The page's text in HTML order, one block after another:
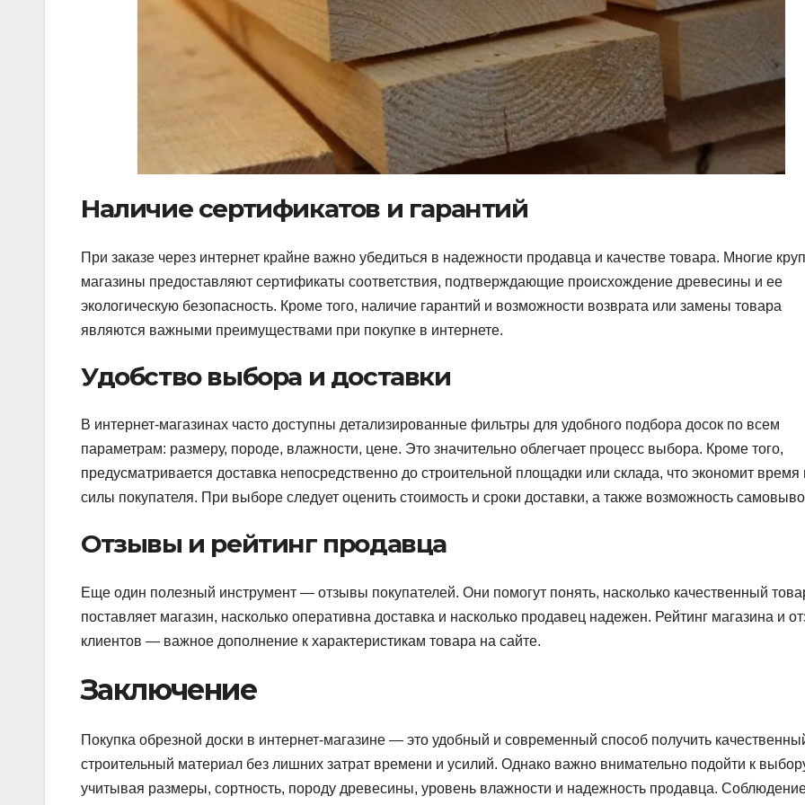
Наличие сертификатов и гарантий
При заказе через интернет крайне важно убедиться в надежности продавца и качестве товара. Многие
магазины предоставляют сертификаты соответствия, подтверждающие происхождение древесины и ее
экологическую безопасность. Кроме того, наличие гарантий и возможности возврата или замены товара
являются важными преимуществами при покупке в интернете.
Удобство выбора и доставки
В интернет-магазинах часто доступны детализированные фильтры для удобного подбора досок по всем
параметрам: размеру, породе, влажности, цене. Это значительно облегчает процесс выбора. Кроме того,
предусматривается доставка непосредственно до строительной площадки или склада, что экономит время
силы покупателя. При выборе следует оценить стоимость и сроки доставки, а также возможность
Отзывы и рейтинг продавца
Еще один полезный инструмент — отзывы покупателей. Они помогут понять, насколько качественный
поставляет магазин, насколько оперативна доставка и насколько продавец надежен. Рейтинг магазина и
клиентов — важное дополнение к характеристикам товара на сайте.
Заключение
Покупка обрезной доски в интернет-магазине — это удобный и современный способ получить
строительный материал без лишних затрат времени и усилий. Однако важно внимательно подойти к
учитывая размеры, сортность, породу древесины, уровень влажности и надежность продавца.